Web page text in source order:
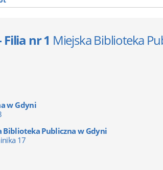
Filia nr 1 Miejska Biblioteka
w Gdyni
Publiczna w Gdyni
17